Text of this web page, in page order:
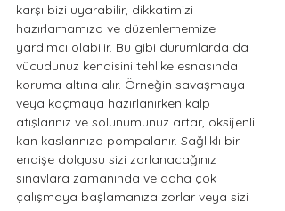
karşı bizi uyarabilir, dikkatimizi
hazırlamamıza ve düzenlememize
yardımcı olabilir. Bu gibi durumlarda da
vücudunuz kendisini tehlike esnasında
koruma altına alır. Örneğin savaşmaya
veya kaçmaya hazırlanırken kalp
atışlarınız ve solunumunuz artar, oksijenli
kan kaslarınıza pompalanır. Sağlıklı bir
endişe dolgusu sizi zorlanacağınız
sınavlara zamanında ve daha çok
çalışmaya başlamanıza zorlar veya sizi